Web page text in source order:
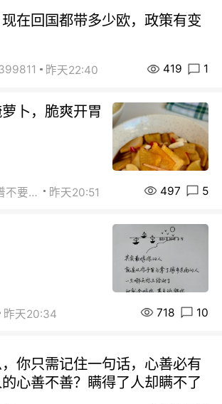
在回国都带多少欧，政策有变
昨天22:40 419 1
卜，脆爽开胃
不靠谱不要联系 昨天20:51 497 5
昨天20:34 718 10
你只需记住一句话，心善必有
心善不善？瞒得了人却瞒不了